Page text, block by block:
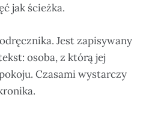
jak ścieżka.
Jest zapisywany
osoba, z którą jej
Czasami wystarczy